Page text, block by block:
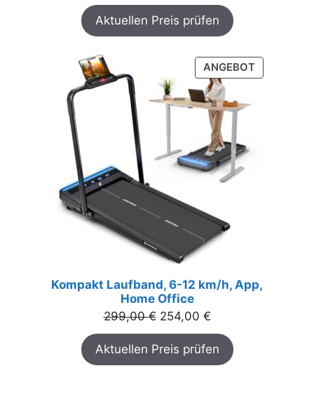
Aktuellen Preis prüfen
ANGEBOTPRODUKT
IM
Kompakt Laufband, 6-12 km/h, App,
Home Office
299,00€ Ursprünglicher
Preis
war:
299,00 €
254,00 €Aktueller
Preis
ist:
254,00 €.
Aktuellen Preis prüfen